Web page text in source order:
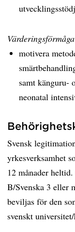
motivera
samt känguru-
neonatal
Svensk
yrkesverksamhet
12 månader
B/Svenska 3 eller
beviljas för den
svenskt